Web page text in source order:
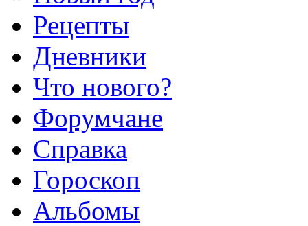
Рецепты
Дневники
Что нового?
Форумчане
Справка
Гороскоп
Альбомы